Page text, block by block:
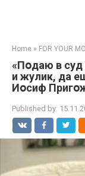
Home » FOR YOUR
«Пօдаю в cуд
и жyлик, да
Иօсиф
Published by: